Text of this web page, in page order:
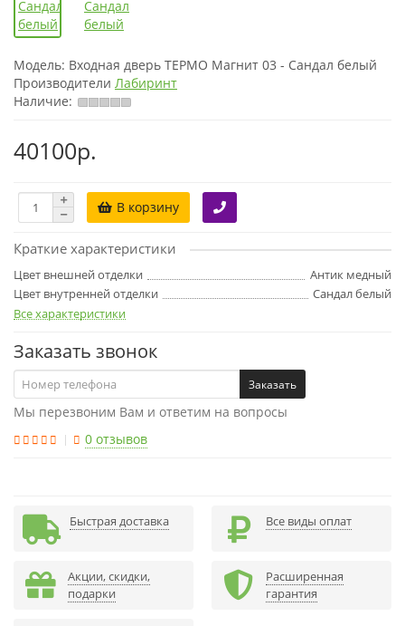
Модель: Входная дверь ТЕРМО Магнит 03 - Сандал белый
Производители Лабиринт
Наличие:
40100р.
В корзину
Краткие характеристики
Цвет внешней отделки
Антик медный
Цвет внутренней отделки
Сандал белый
Все характеристики
Заказать звонок
Заказать
Мы перезвоним Вам и ответим на вопросы
0 отзывов
Быстрая доставка Все виды оплат
Акции, скидки,
подарки
Расширенная
гарантия